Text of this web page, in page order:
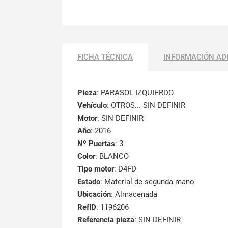
FICHA TÉCNICA INFORMACIÓN
Pieza: PARASOL IZQUIERDO
Vehículo: OTROS... SIN DEFINIR
Motor: SIN DEFINIR
Año: 2016
Nº Puertas: 3
Color: BLANCO
Tipo motor: D4FD
Estado: Material de segunda mano
Ubicación: Almacenada
RefID: 1196206
Referencia pieza: SIN DEFINIR